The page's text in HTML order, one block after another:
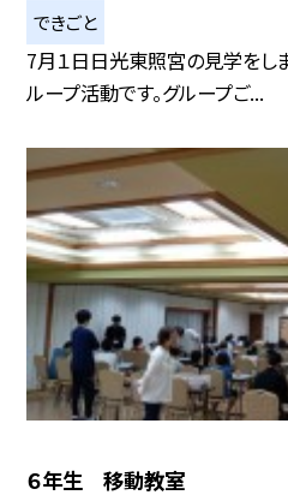
できごと
7月１日日光東照宮の見学をし
ループ活動です。グループご...
６年生 移動教室